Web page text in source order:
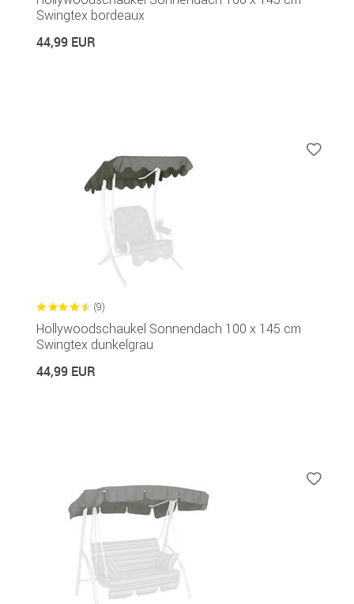
Swingtex bordeaux
44,99 EUR
(9)
Hollywoodschaukel Sonnendach 100 x 145 cm
Swingtex dunkelgrau
44,99 EUR